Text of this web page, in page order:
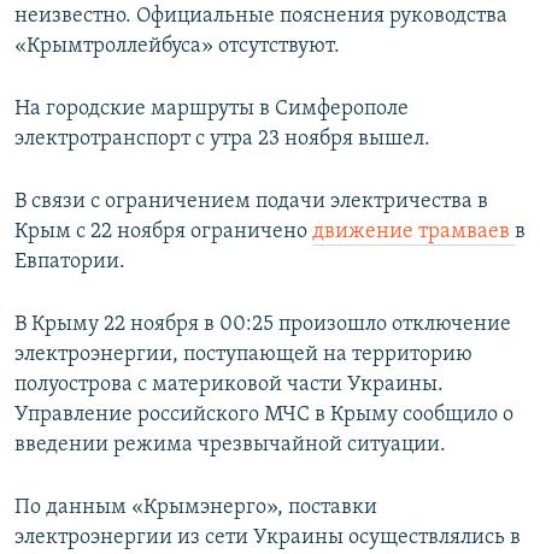
неизвестно. Официальные пояснения руководства
«Крымтроллейбуса» отсутствуют.
На городские маршруты в Симферополе
электротранспорт с утра 23 ноября вышел.
В связи с ограничением подачи электричества в
Крым с 22 ноября ограничено движение трамваев в
Евпатории.
В Крыму 22 ноября в 00:25 произошло отключение
электроэнергии, поступающей на территорию
полуострова с материковой части Украины.
Управление российского МЧС в Крыму сообщило о
введении режима чрезвычайной ситуации.
По данным «Крымэнерго», поставки
электроэнергии из сети Украины осуществлялись в